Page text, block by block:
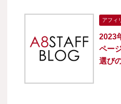
アフィ
2023
ペー
選び